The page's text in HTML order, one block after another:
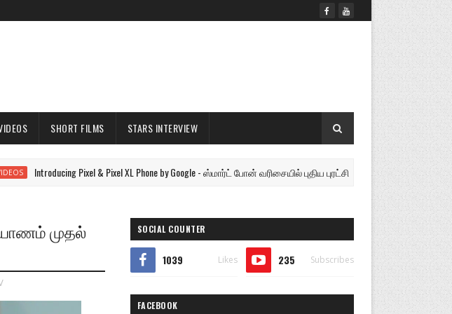
SHORT FILMS STARS INTERVIEW
Introducing Pixel & Pixel XL Phone by Google - ஸ்மார்ட் போன் வரிசையில் புதிய புரட்சி கூகிள் பிக்சல் !!!
முதல்
SOCIAL COUNTER
1039 Likes 235 Subscribes
FACEBOOK